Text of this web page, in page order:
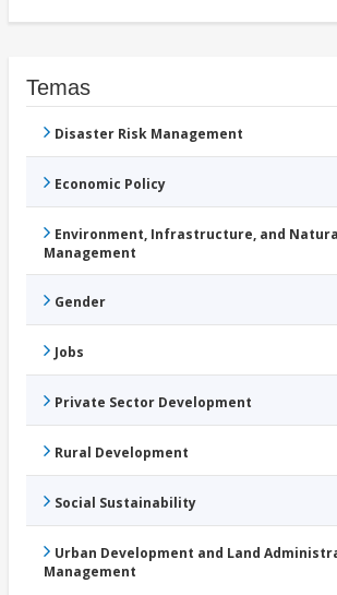
Temas
Disaster Risk Management
Economic Policy
Environment, Infrastructure, and
Management
Gender
Jobs
Private Sector Development
Rural Development
Social Sustainability
Urban Development and Land
Management